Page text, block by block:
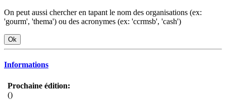
On peut aussi chercher en tapant le nom des organisations (ex:
'gourm', 'thema') ou des acronymes (ex: 'ccrmsb', 'cash')
Ok
Informations
Prochaine édition:
()